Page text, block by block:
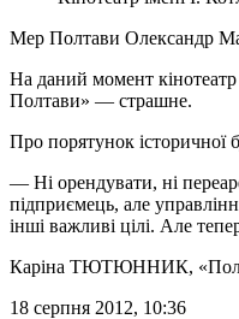
Мер Полтави Олександр
На даний момент кінотеатр
Полтави» — страшне.
Про порятунок історичної
— Ні орендувати, ні
підприємець, але
інші важливі цілі. Але
Каріна ТЮТЮННИК,
18 серпня 2012, 10:36